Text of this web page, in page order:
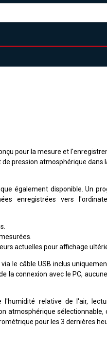
pour la mesure et
pression atmosphérique dans
également disponible. Un
enregistrées vers
actuelles pour affichage
le câble USB inclus
la connexion avec le PC,
relative de l'air,
atmosphérique sélectionnable,
pour les 3 dernières